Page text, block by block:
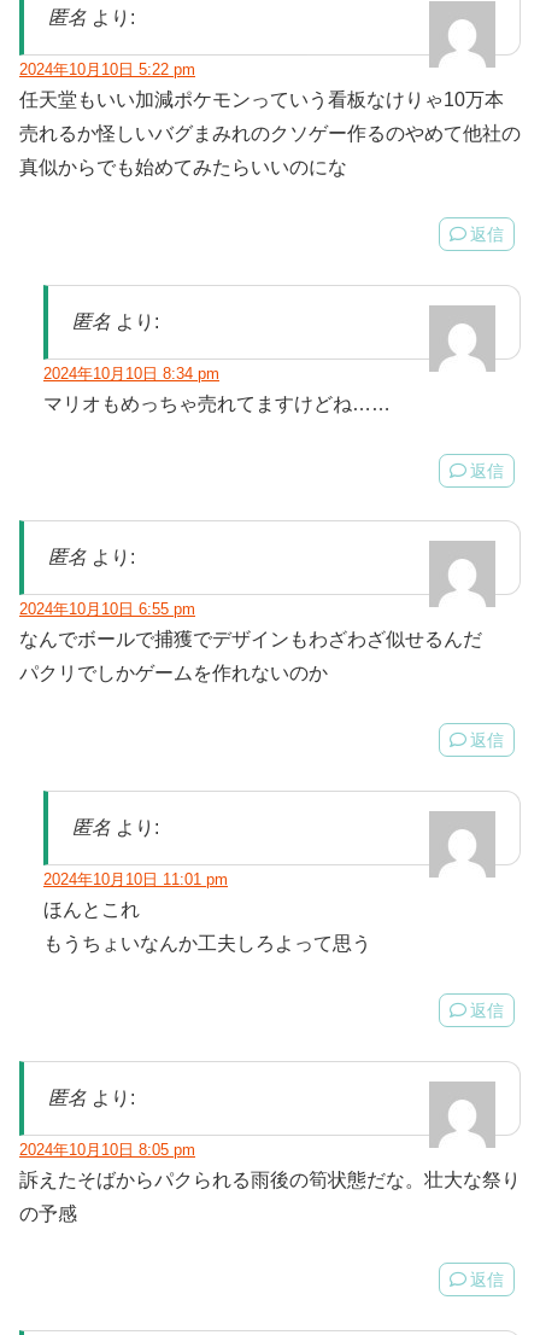
匿名 より:
2024年10月10日 5:22 pm
任天堂もいい加減ポケモンっていう看板なけりゃ10万本
売れるか怪しいバグまみれのクソゲー作るのやめて他社の
真似からでも始めてみたらいいのにな
返信
匿名 より:
2024年10月10日 8:34 pm
マリオもめっちゃ売れてますけどね……
返信
匿名 より:
2024年10月10日 6:55 pm
なんでボールで捕獲でデザインもわざわざ似せるんだ
パクリでしかゲームを作れないのか
返信
匿名 より:
2024年10月10日 11:01 pm
ほんとこれ
もうちょいなんか工夫しろよって思う
返信
匿名 より:
2024年10月10日 8:05 pm
訴えたそばからパクられる雨後の筍状態だな。壮大な祭り
の予感
返信